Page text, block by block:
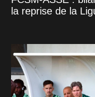
la reprise de la